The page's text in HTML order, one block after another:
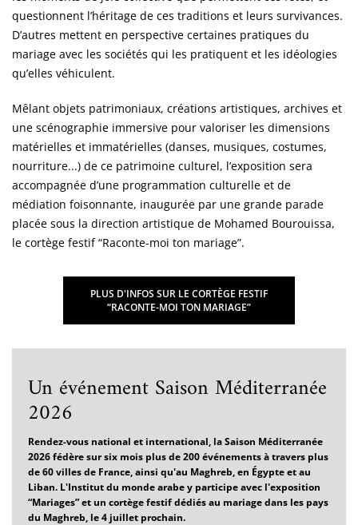
questionnent l’héritage de ces traditions et leurs survivances.
D’autres mettent en perspective certaines pratiques du
mariage avec les sociétés qui les pratiquent et les idéologies
qu’elles véhiculent.
Mêlant objets patrimoniaux, créations artistiques, archives et
une scénographie immersive pour valoriser les dimensions
matérielles et immatérielles (danses, musiques, costumes,
nourriture...) de ce patrimoine culturel, l’exposition sera
accompagnée d’une programmation culturelle et de
médiation foisonnante, inaugurée par une grande parade
placée sous la direction artistique de Mohamed Bourouissa,
le cortège festif “Raconte-moi ton mariage”.
PLUS D'INFOS SUR LE CORTÈGE FESTIF
“RACONTE-MOI TON MARIAGE”
Un événement Saison Méditerranée
2026
Rendez-vous national et international, la Saison Méditerranée
2026 fédère sur six mois plus de 200 événements à travers plus
de 60 villes de France, ainsi qu'au Maghreb, en Égypte et au
Liban. L'Institut du monde arabe y participe avec l'exposition
“Mariages” et un cortège festif dédiés au mariage dans les pays
du Maghreb, le 4 juillet prochain.